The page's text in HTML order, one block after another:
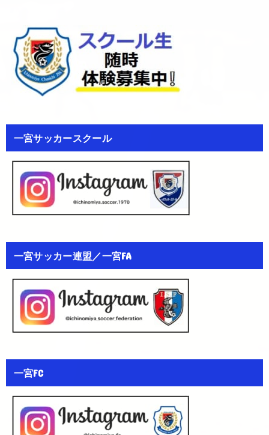
一宮サッカースクール
一宮サッカー連盟／一宮FA
一宮FC